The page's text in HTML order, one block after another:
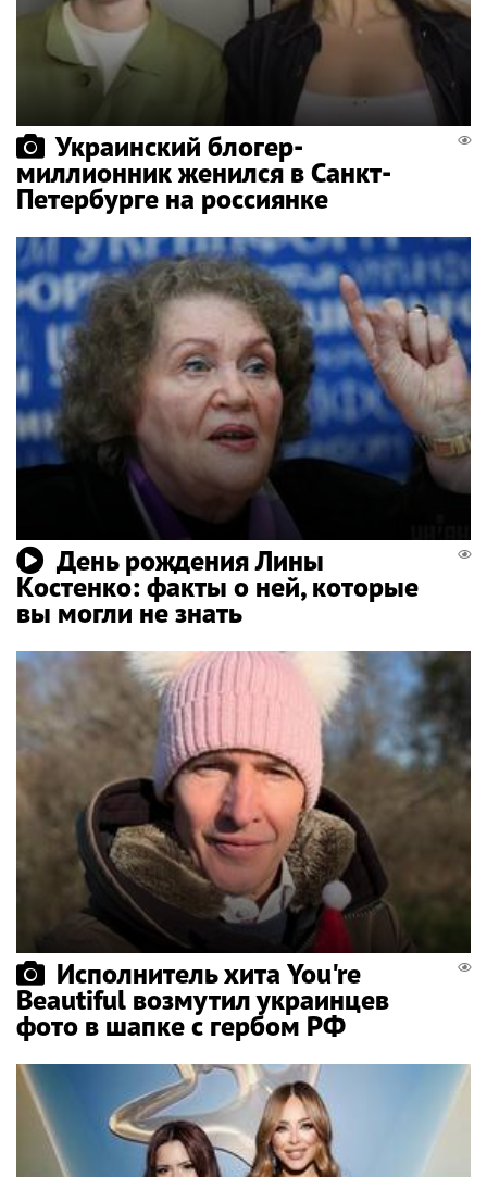
Украинский блогер-
миллионник женился в Санкт-
Петербурге на россиянке
День рождения Лины
Костенко: факты о ней, которые
вы могли не знать
Исполнитель хита You're
Beautiful возмутил украинцев
фото в шапке с гербом РФ